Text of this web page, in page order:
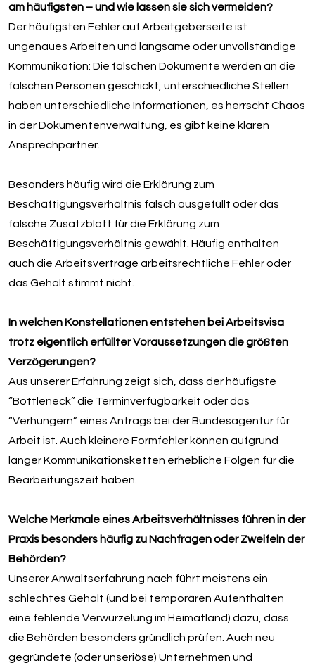
am häufigsten – und wie lassen sie sich vermeiden?
Der häufigsten Fehler auf Arbeitgeberseite ist
ungenaues Arbeiten und langsame oder unvollständige
Kommunikation: Die falschen Dokumente werden an die
falschen Personen geschickt, unterschiedliche Stellen
haben unterschiedliche Informationen, es herrscht Chaos
in der Dokumentenverwaltung, es gibt keine klaren
Ansprechpartner.
Besonders häufig wird die Erklärung zum
Beschäftigungsverhältnis falsch ausgefüllt oder das
falsche Zusatzblatt für die Erklärung zum
Beschäftigungsverhältnis gewählt. Häufig enthalten
auch die Arbeitsverträge arbeitsrechtliche Fehler oder
das Gehalt stimmt nicht.
In welchen Konstellationen entstehen bei Arbeitsvisa
trotz eigentlich erfüllter Voraussetzungen die größten
Verzögerungen?
Aus unserer Erfahrung zeigt sich, dass der häufigste
“Bottleneck” die Terminverfügbarkeit oder das
“Verhungern” eines Antrags bei der Bundesagentur für
Arbeit ist. Auch kleinere Formfehler können aufgrund
langer Kommunikationsketten erhebliche Folgen für die
Bearbeitungszeit haben.
Welche Merkmale eines Arbeitsverhältnisses führen in der
Praxis besonders häufig zu Nachfragen oder Zweifeln der
Behörden?
Unserer Anwaltserfahrung nach führt meistens ein
schlechtes Gehalt (und bei temporären Aufenthalten
eine fehlende Verwurzelung im Heimatland) dazu, dass
die Behörden besonders gründlich prüfen. Auch neu
gegründete (oder unseriöse) Unternehmen und